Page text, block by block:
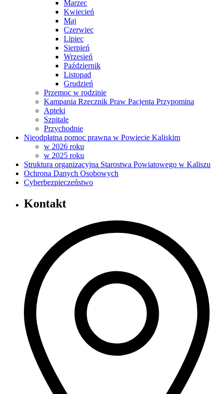
Marzec
Kwiecień
Maj
Czerwiec
Lipiec
Sierpień
Wrzesień
Październik
Listopad
Grudzień
Przemoc w rodzinie
Kampania Rzecznik Praw Pacjenta Przypomina
Apteki
Szpitale
Przychodnie
Nieodpłatna pomoc prawna w Powiecie Kaliskim
w 2026 roku
w 2025 roku
Struktura organizacyjna Starostwa Powiatowego w Kaliszu
Ochrona Danych Osobowych
Cyberbezpieczeństwo
Kontakt